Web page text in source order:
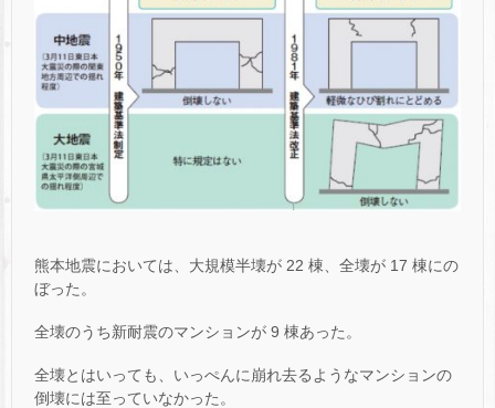
熊本地震においては、大規模半壊が 22 棟、全壊が 17 棟にの
ぼった。
全壊のうち新耐震のマンションが 9 棟あった。
全壊とはいっても、いっぺんに崩れ去るようなマンションの
倒壊には至っていなかった。